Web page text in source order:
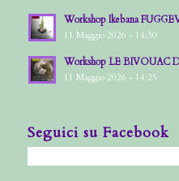
Workshop Ikebana
11 Maggio 2026 - 14:30
Workshop LE BIVOUAC
11 Maggio 2026 - 14:25
Seguici su Facebook